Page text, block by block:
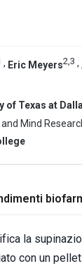
, Eric Meyers2,3 ,
of Texas at
and Mind
la
con un